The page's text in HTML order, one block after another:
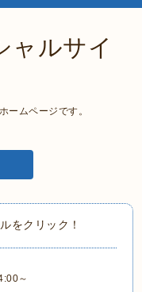
ャルサイ
ームページです。
をクリック！
～